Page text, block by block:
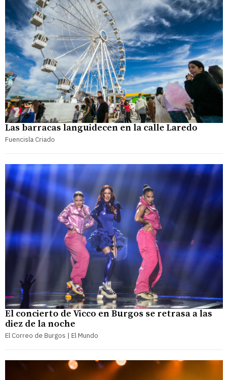
Las barracas languidecen en la calle Laredo
Fuencisla Criado
El concierto de Vicco en Burgos se retrasa a las
diez de la noche
El Correo de Burgos | El Mundo